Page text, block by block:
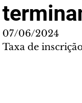
07/06/2024
Taxa de